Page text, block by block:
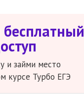
и займи место
курсе Турбо ЕГЭ